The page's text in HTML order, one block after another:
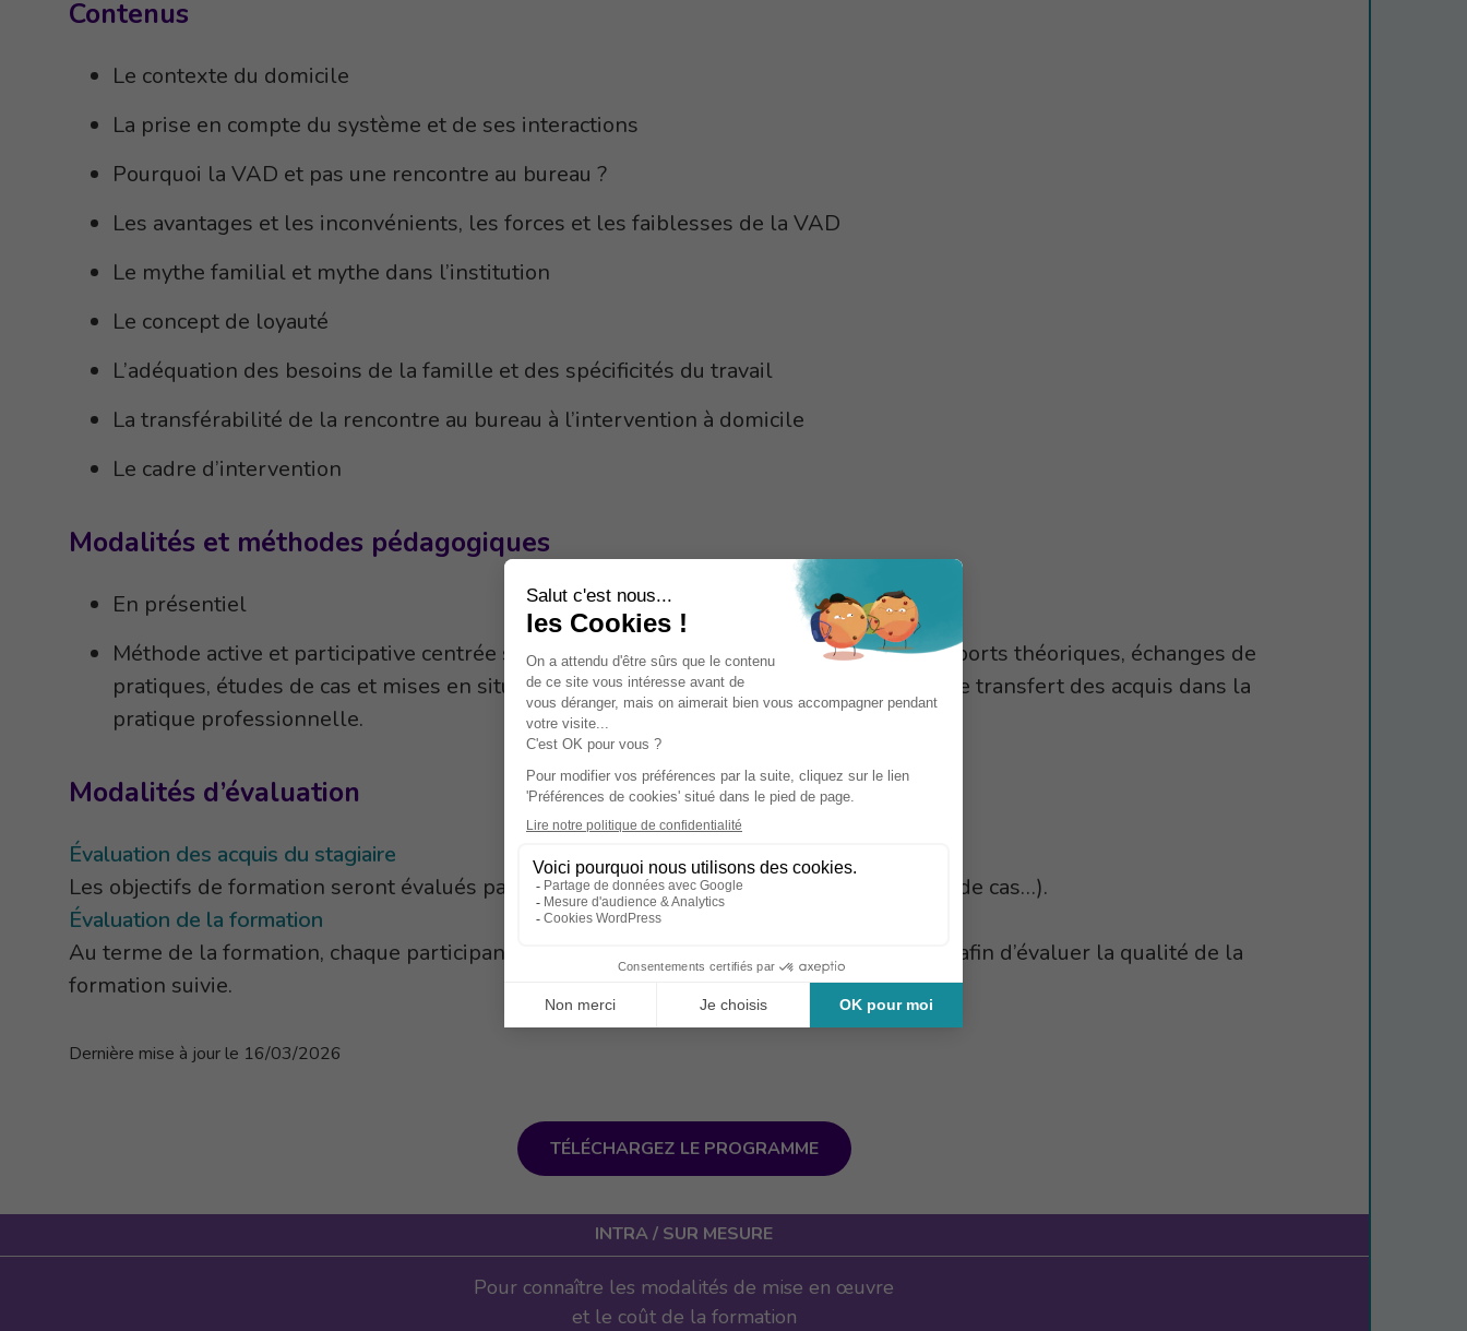
Contenus
Le contexte du domicile
La prise en compte du système et de ses interactions
Pourquoi la VAD et pas une rencontre au bureau ?
Les avantages et les inconvénients, les forces et les faiblesses de la VAD
Le mythe familial et mythe dans l’institution
Le concept de loyauté
L’adéquation des besoins de la famille et des spécificités du travail
La transférabilité de la rencontre au bureau à l’intervention à domicile
Le cadre d’intervention
Modalités et méthodes pédagogiques
En présentiel
Méthode active et participative centrée sur l’expérience des participants, alternant apports théoriques, échanges de
pratiques, études de cas et mises en situation afin de favoriser l’analyse collective et le transfert des acquis dans la
pratique professionnelle.
Modalités d’évaluation
Évaluation des acquis du stagiaire
Les objectifs de formation seront évalués par l’intervenant (Mise en situation, QCM, étude de cas…).
Évaluation de la formation
Au terme de la formation, chaque participant complétera un questionnaire de satisfaction afin d’évaluer la qualité de la
formation suivie.
Dernière mise à jour le 16/03/2026
TÉLÉCHARGEZ LE PROGRAMME
INTRA / SUR MESURE
Pour connaître les modalités de mise en œuvre
et le coût de la formation